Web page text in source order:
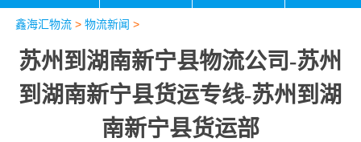
鑫海汇物流> 物流新闻 >
苏州到湖南新宁县物流公司-苏州
到湖南新宁县货运专线-苏州到湖
南新宁县货运部